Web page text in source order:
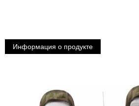
Информация о продукте